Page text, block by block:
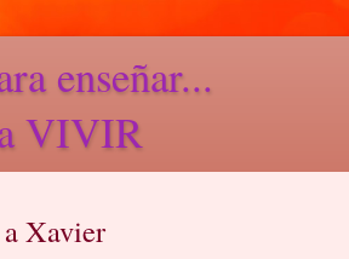
enseñar...
VIVIR
Xavier